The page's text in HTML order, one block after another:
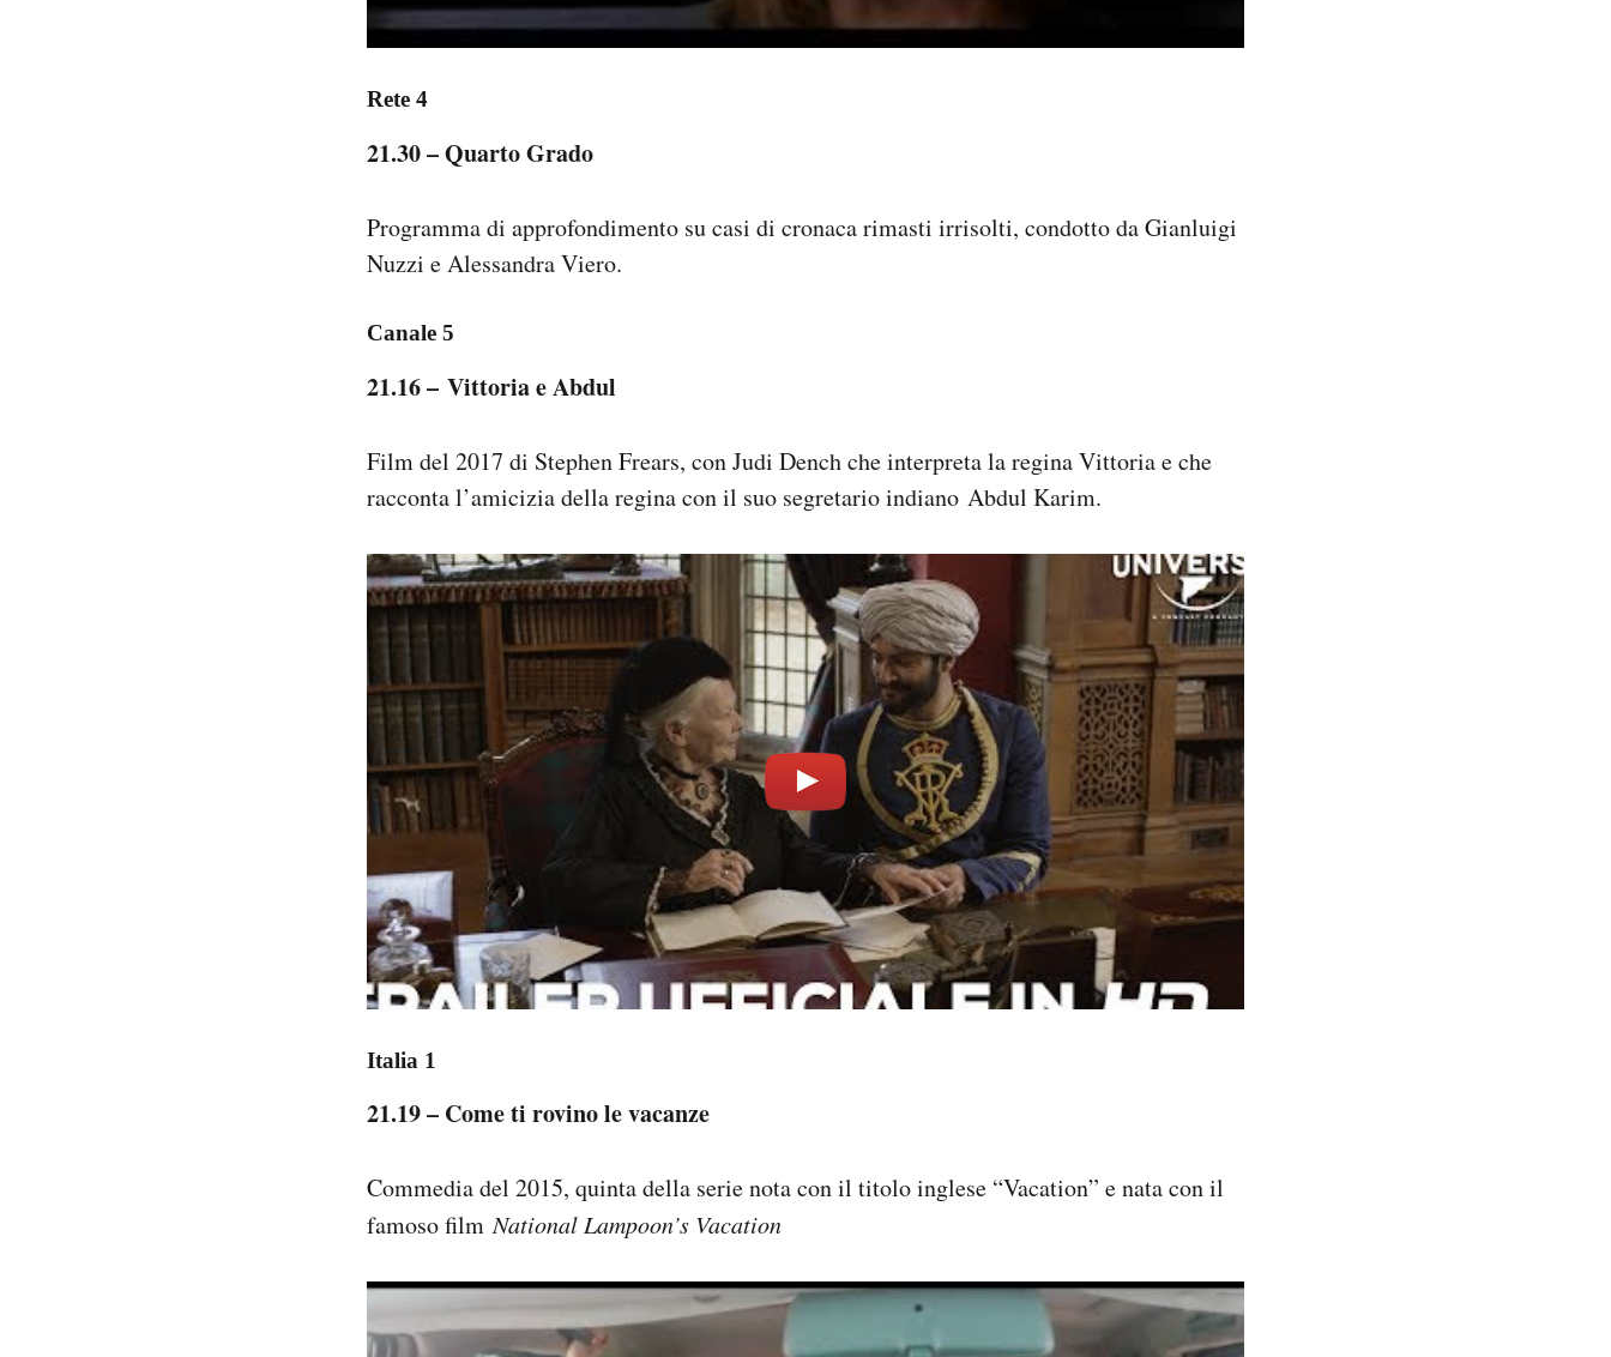
Rete 4
21.30 – Quarto Grado
Programma di approfondimento su casi di cronaca rimasti irrisolti, condotto da Gianluigi
Nuzzi e Alessandra Viero.
Canale 5
21.16 – Vittoria e Abdul
Film del 2017 di Stephen Frears, con Judi Dench che interpreta la regina Vittoria e che
racconta l’amicizia della regina con il suo segretario indiano Abdul Karim.
Italia 1
21.19 – Come ti rovino le vacanze
Commedia del 2015, quinta della serie nota con il titolo inglese “Vacation” e nata con il
famoso film National Lampoon’s Vacation